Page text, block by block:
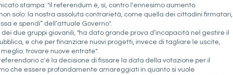
stampa: "il referendum è, sì, contro l’ennesimo aumento
solo: la nostra assoluta contrarietà, come quella dei cittadini firmatari,
e spendi” dell’attuale Governo".
due gruppi giovanili, "ha dato grande prova d’incapacità nel gestire il
e che per finanziare nuovi progetti, invece di tagliare le uscite,
trovare nuove entrate".
c'è la decisione di fissare la data della votazione per il
che essere profondamente amareggiati in quanto si vuole